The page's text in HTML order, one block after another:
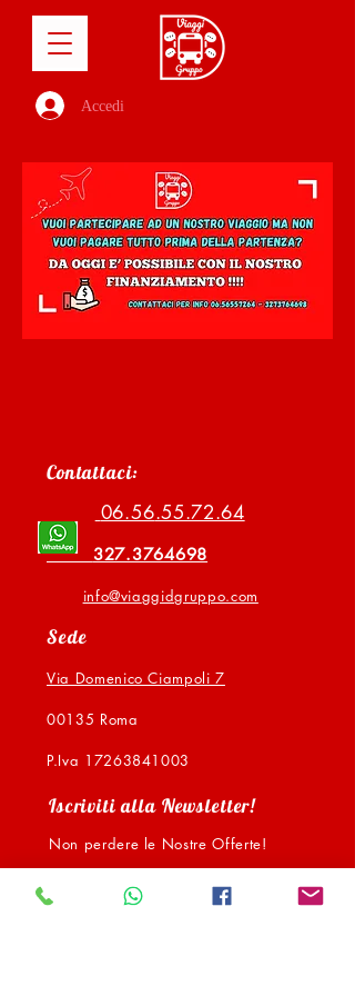
Accedi
Contattaci:
06.56.55.72.64
327.3764698
info@viaggidgruppo.com
Sede
Via Domenico Ciampoli 7
00135 Roma
P.Iva 17263841003
Iscriviti alla Newsletter!
Non perdere le Nostre Offerte!
>